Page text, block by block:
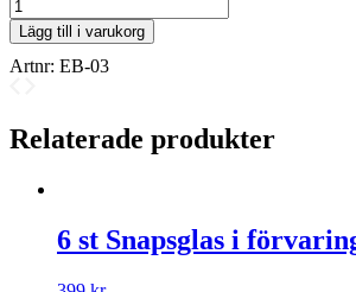
Lägg till i varukorg
Artnr: EB-03
Relaterade produkter
6 st Snapsglas i